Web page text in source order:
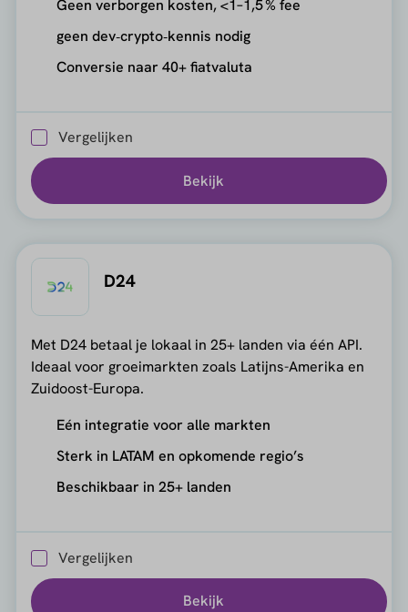
Geen verborgen kosten, <1–1,5 % fee
geen dev‑crypto‑kennis nodig
Conversie naar 40+ fiatvaluta
Vergelijken
Bekijk
D24
Met D24 betaal je lokaal in 25+ landen via één API.
Ideaal voor groeimarkten zoals Latijns-Amerika en
Zuidoost-Europa.
Eén integratie voor alle markten
Sterk in LATAM en opkomende regio’s
Beschikbaar in 25+ landen
Vergelijken
Bekijk